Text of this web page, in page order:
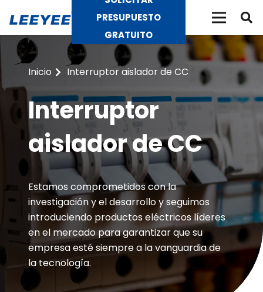
PRESUPUESTO
GRATUITO
Inicio Interruptor aislador de CC
Interruptor
aislador de CC
Estamos comprometidos con la
investigación y el desarrollo y seguimos
introduciendo productos eléctricos líderes
en el mercado para garantizar que su
empresa esté siempre a la vanguardia de
la tecnología.